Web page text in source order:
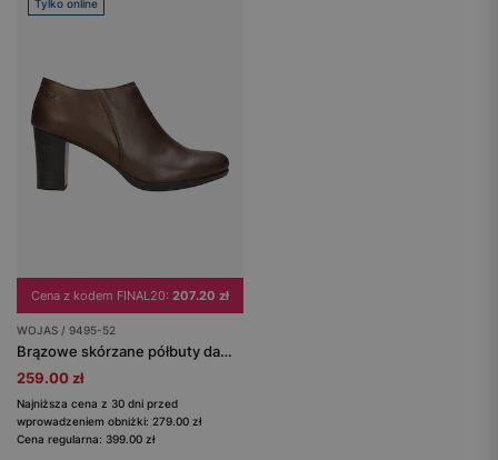
Tylko online
Cena z kodem FINAL20: 207.20 zł
WOJAS / 9495-52
Brązowe skórzane półbuty damskie na obcasie
259.00 zł
Najniższa cena z 30 dni przed
wprowadzeniem obniżki: 279.00 zł
Cena regularna: 399.00 zł